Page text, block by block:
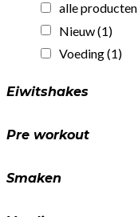
alle producten
Nieuw(1)
Voeding(1)
Eiwitshakes
Pre workout
Smaken